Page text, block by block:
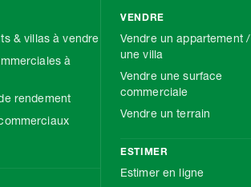
& villas à vendre
à
rendement
VENDRE
Vendre un appartement /
une villa
Vendre une surface
commerciale
Vendre un terrain
ESTIMER
Estimer en ligne